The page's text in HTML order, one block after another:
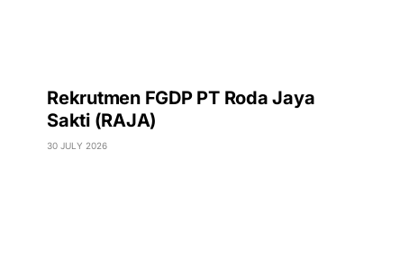
Rekrutmen FGDP PT Roda Jaya
Sakti (RAJA)
30 JULY 2026